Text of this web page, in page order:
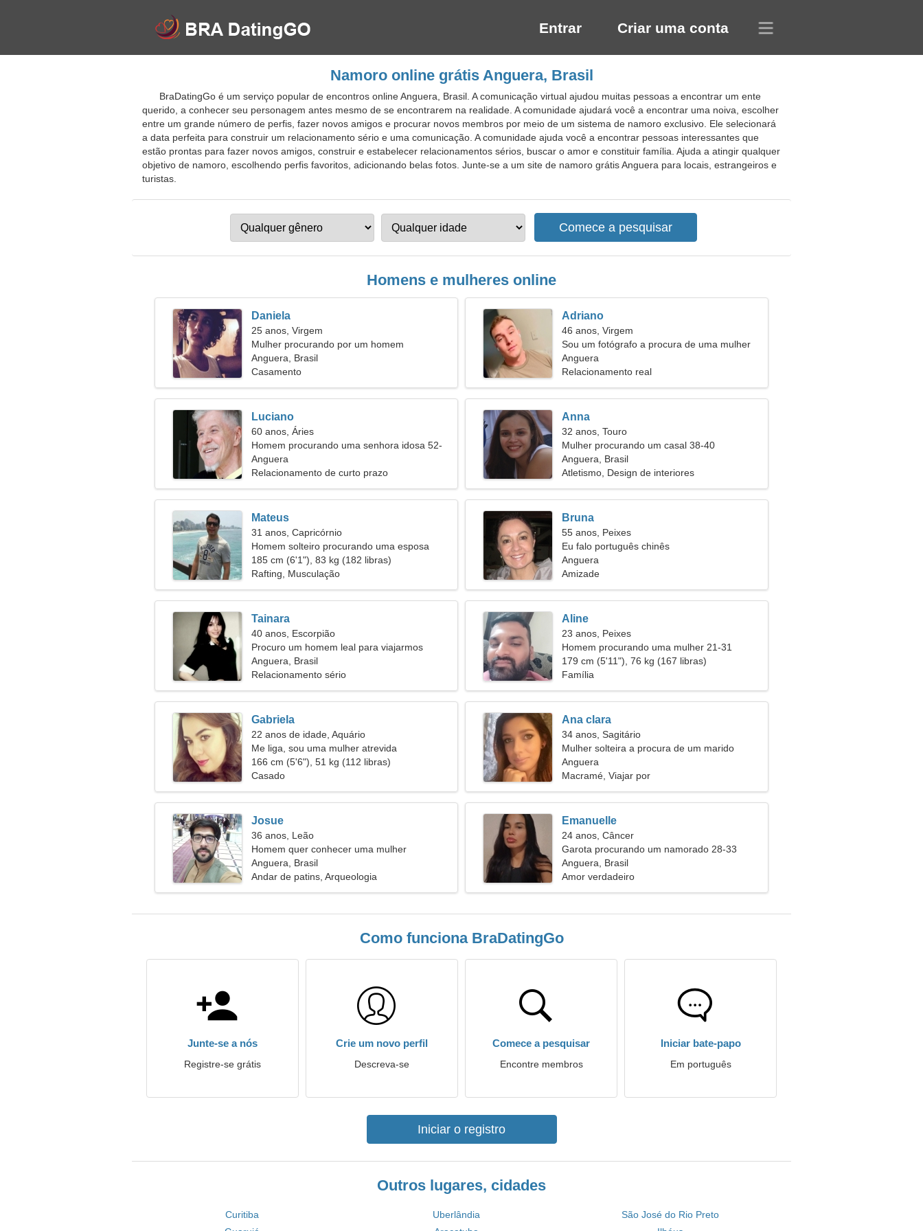
Entrar Criar uma conta
Namoro online grátis Anguera, Brasil
BraDatingGo é um serviço popular de encontros online Anguera, Brasil. A comunicação virtual ajudou muitas pessoas a encontrar um ente
querido, a conhecer seu personagem antes mesmo de se encontrarem na realidade. A comunidade ajudará você a encontrar uma noiva, escolher
entre um grande número de perfis, fazer novos amigos e procurar novos membros por meio de um sistema de namoro exclusivo. Ele selecionará
a data perfeita para construir um relacionamento sério e uma comunicação. A comunidade ajuda você a encontrar pessoas interessantes que
estão prontas para fazer novos amigos, construir e estabelecer relacionamentos sérios, buscar o amor e constituir família. Ajuda a atingir qualquer
objetivo de namoro, escolhendo perfis favoritos, adicionando belas fotos. Junte-se a um site de namoro grátis Anguera para locais, estrangeiros e
turistas.
Homens e mulheres online
Daniela
25 anos, Virgem
Mulher procurando por um homem
Anguera, Brasil
Casamento
Adriano
46 anos, Virgem
Sou um fotógrafo a procura de uma mulher
esguia
Anguera
Relacionamento real
Luciano
60 anos, Áries
Homem procurando uma senhora idosa 52-
57
Anguera
Relacionamento de curto prazo
Anna
32 anos, Touro
Mulher procurando um casal 38-40
Anguera, Brasil
Atletismo, Design de interiores
Mateus
31 anos, Capricórnio
Homem solteiro procurando uma esposa
185 cm (6'1"), 83 kg (182 libras)
Rafting, Musculação
Bruna
55 anos, Peixes
Eu falo português chinês
Anguera
Amizade
Tainara
40 anos, Escorpião
Procuro um homem leal para viajarmos
juntos
Anguera, Brasil
Relacionamento sério
Aline
23 anos, Peixes
Homem procurando uma mulher 21-31
179 cm (5'11"), 76 kg (167 libras)
Família
Gabriela
22 anos de idade, Aquário
Me liga, sou uma mulher atrevida
166 cm (5'6"), 51 kg (112 libras)
Casado
Ana clara
34 anos, Sagitário
Mulher solteira a procura de um marido
Anguera
Macramé, Viajar por
Josue
36 anos, Leão
Homem quer conhecer uma mulher
Anguera, Brasil
Andar de patins, Arqueologia
Emanuelle
24 anos, Câncer
Garota procurando um namorado 28-33
Anguera, Brasil
Amor verdadeiro
Como funciona BraDatingGo
Junte-se a nós
Registre-se grátis
Crie um novo perfil
Descreva-se
Comece a pesquisar
Encontre membros
Iniciar bate-papo
Em português
Iniciar o registro
Outros lugares, cidades
Curitiba Uberlândia
São José do Rio Preto